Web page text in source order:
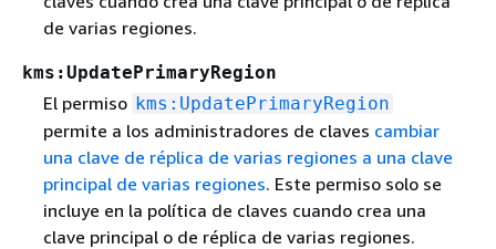
de varias regiones.
kms:UpdatePrimaryRegion
El permiso kms:UpdatePrimaryRegion
permite a los administradores de claves cambiar
una clave de réplica de varias regiones a una clave
principal de varias regiones. Este permiso solo se
incluye en la política de claves cuando crea una
clave principal o de réplica de varias regiones.